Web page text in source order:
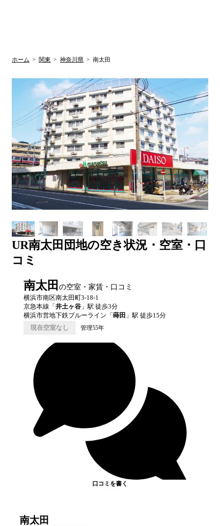
ホーム > 関東 > 神奈川県 > 南太田
UR南太田団地の空き状況・空室・口
コミ
南太田 の空室・家賃・口コミ
横浜市南区南太田町3-18-1
京急本線 「 井土ヶ谷 」駅 徒歩3分
横浜市営地下鉄ブルーライン 「 蒔田 」駅 徒歩15分
現在空室なし
管理55年
口コミを書く
南太田